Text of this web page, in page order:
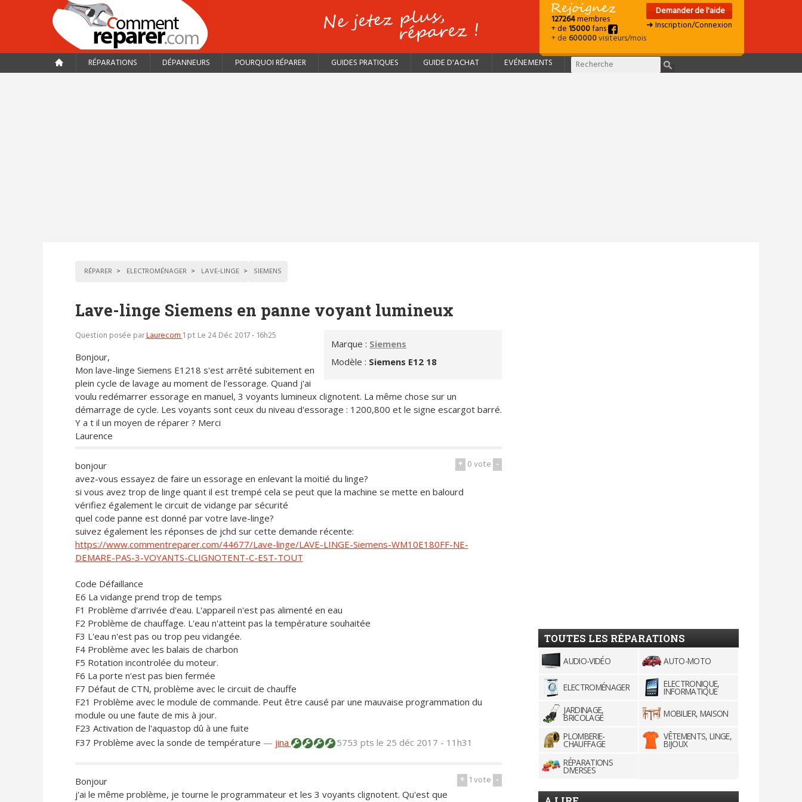
127264membres
+ de15000fans
+ de600000visiteurs/mois
Demander de l'aide
➜ Inscription/Connexion
RÉPARATIONS DÉPANNEURS POURQUOI RÉPARER GUIDES PRATIQUES GUIDE D'ACHAT EVÉNEMENTS
RÉPARER ELECTROMÉNAGER LAVE-LINGE SIEMENS
Lave-linge Siemens en panne voyant lumineux
Marque : Siemens
Modèle : Siemens E12 18
Question posée parLaurecom1 pt Le 24 Déc 2017 - 16h25
Bonjour,
Mon lave-linge Siemens E1218 s'est arrêté subitement en
plein cycle de lavage au moment de l'essorage. Quand j'ai
voulu redémarrer essorage en manuel, 3 voyants lumineux clignotent. La même chose sur un
démarrage de cycle. Les voyants sont ceux du niveau d'essorage : 1200,800 et le signe escargot barré.
Y a t il un moyen de réparer ? Merci
Laurence
+ 0vote -
bonjour
avez-vous essayez de faire un essorage en enlevant la moitié du linge?
si vous avez trop de linge quant il est trempé cela se peut que la machine se mette en balourd
vérifiez également le circuit de vidange par sécurité
quel code panne est donné par votre lave-linge?
suivez également les réponses de jchd sur cette demande récente:
https://www.commentreparer.com/44677/Lave-linge/LAVE-LINGE-Siemens-WM10E180FF-NE-
DEMARE-PAS-3-VOYANTS-CLIGNOTENT-C-EST-TOUT
Code Défaillance
E6 La vidange prend trop de temps
F1 Problème d'arrivée d'eau. L'appareil n'est pas alimenté en eau
F2 Problème de chauffage. L'eau n'atteint pas la température souhaitée
F3 L'eau n'est pas ou trop peu vidangée.
F4 Problème avec les balais de charbon
F5 Rotation incontrolée du moteur.
F6 La porte n'est pas bien fermée
F7 Défaut de CTN, problème avec le circuit de chauffe
F21 Problème avec le module de commande. Peut être causé par une mauvaise programmation du
module ou une faute de mis à jour.
F23 Activation de l'aquastop dû à une fuite
F37 Problème avec la sonde de température — jina 5753 pts le 25 déc 2017 - 11h31
+ 1vote -
Bonjour
j'ai le même problème, je tourne le programmateur et les 3 voyants clignotent. Qu'est que
TOUTES LES RÉPARATIONS
AUDIO-VIDÉO AUTO-MOTO
ELECTROMÉNAGER ELECTRONIQUE,
INFORMATIQUE
JARDINAGE,
BRICOLAGE
MOBILIER, MAISON
PLOMBERIE-
CHAUFFAGE
VÊTEMENTS, LINGE,
BIJOUX
RÉPARATIONS
DIVERSES